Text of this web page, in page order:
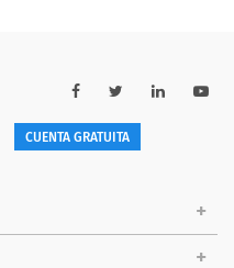
CUENTA GRATUITA